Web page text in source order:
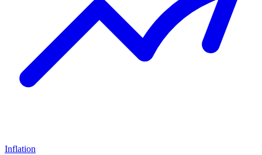
Inflation